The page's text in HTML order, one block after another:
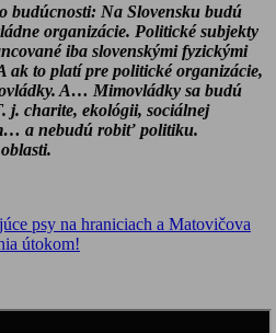
budúcnosti: Na Slovensku budú
organizácie. Politické subjekty
iba slovenskými fyzickými
ak to platí pre politické organizácie,
A… Mimovládky sa budú
j. charite, ekológii, sociálnej
a nebudú robiť politiku.
psy na hraniciach a Matovičova
útokom!